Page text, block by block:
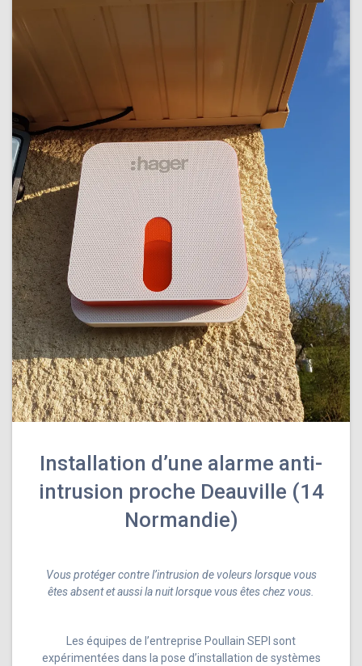
Installation d’une alarme anti-
intrusion proche Deauville (14
Normandie)
Vous protéger contre l’intrusion de voleurs lorsque vous
êtes absent et aussi la nuit lorsque vous êtes chez vous.
Les équipes de l’entreprise Poullain SEPI sont
expérimentées dans la pose d’installation de systèmes